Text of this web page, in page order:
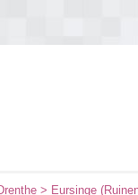
> Eursinge